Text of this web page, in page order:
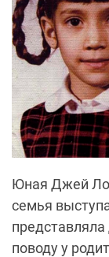
Юная Джей Ло
семья
поводу у